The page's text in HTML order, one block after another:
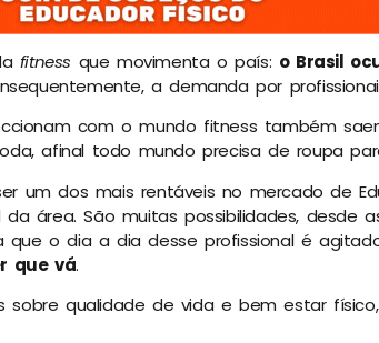
fitness que movimenta o país: o Brasil
a demanda por
com o mundo fitness também
afinal todo mundo precisa de roupa
um dos mais rentáveis no mercado de
área. São muitas possibilidades, desde
que o dia a dia desse profissional é
que vá.
sobre qualidade de vida e bem estar